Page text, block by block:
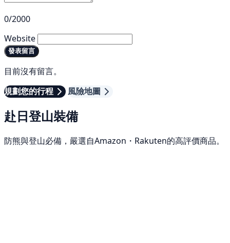
0/2000
Website
發表留言
目前沒有留言。
規劃您的行程
風險地圖
赴日登山裝備
防熊與登山必備，嚴選自Amazon・Rakuten的高評價商品。